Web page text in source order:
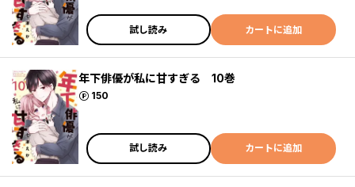
試し読み カートに追加
年下俳優が私に甘すぎる 10巻
150
ポイント
試し読み カートに追加